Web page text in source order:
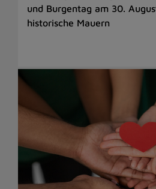
und Burgentag am 30.
historische Mauern